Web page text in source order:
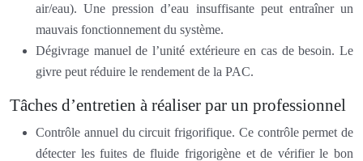
air/eau). Une pression d’eau insuffisante peut entraîner un
mauvais fonctionnement du système.
Dégivrage manuel de l’unité extérieure en cas de besoin. Le
givre peut réduire le rendement de la PAC.
Tâches d’entretien à réaliser par un professionnel
Contrôle annuel du circuit frigorifique. Ce contrôle permet de
détecter les fuites de fluide frigorigène et de vérifier le bon